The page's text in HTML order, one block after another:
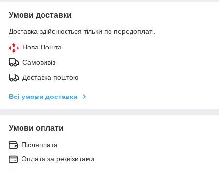
Умови доставки
Доставка здійснюється тільки по передоплаті.
Нова Пошта
Самовивіз
Доставка поштою
Всі умови доставки
Умови оплати
Післяплата
Оплата за реквізитами